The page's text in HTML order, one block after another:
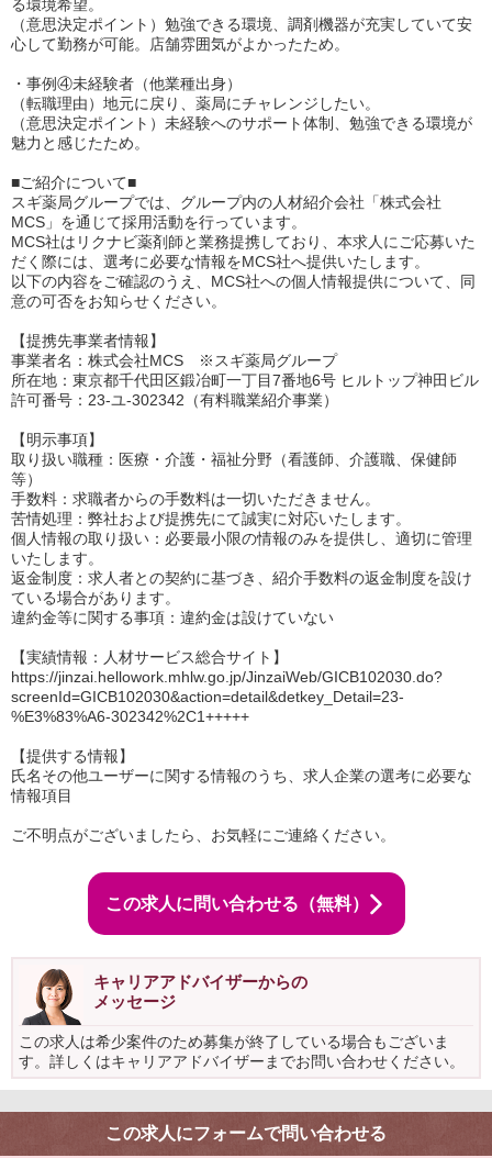
る環境希望。
（意思決定ポイント）勉強できる環境、調剤機器が充実していて安
心して勤務が可能。店舗雰囲気がよかったため。
・事例④未経験者（他業種出身）
（転職理由）地元に戻り、薬局にチャレンジしたい。
（意思決定ポイント）未経験へのサポート体制、勉強できる環境が
魅力と感じたため。
■ご紹介について■
スギ薬局グループでは、グループ内の人材紹介会社「株式会社
MCS」を通じて採用活動を行っています。
MCS社はリクナビ薬剤師と業務提携しており、本求人にご応募いた
だく際には、選考に必要な情報をMCS社へ提供いたします。
以下の内容をご確認のうえ、MCS社への個人情報提供について、同
意の可否をお知らせください。
【提携先事業者情報】
事業者名：株式会社MCS ※スギ薬局グループ
所在地：東京都千代田区鍛冶町一丁目7番地6号 ヒルトップ神田ビル
許可番号：23-ユ-302342（有料職業紹介事業）
【明示事項】
取り扱い職種：医療・介護・福祉分野（看護師、介護職、保健師
等）
手数料：求職者からの手数料は一切いただきません。
苦情処理：弊社および提携先にて誠実に対応いたします。
個人情報の取り扱い：必要最小限の情報のみを提供し、適切に管理
いたします。
返金制度：求人者との契約に基づき、紹介手数料の返金制度を設け
ている場合があります。
違約金等に関する事項：違約金は設けていない
【実績情報：人材サービス総合サイト】
https://jinzai.hellowork.mhlw.go.jp/JinzaiWeb/GICB102030.do?
screenId=GICB102030&action=detail&detkey_Detail=23-
%E3%83%A6-302342%2C1+++++
【提供する情報】
氏名その他ユーザーに関する情報のうち、求人企業の選考に必要な
情報項目
ご不明点がございましたら、お気軽にご連絡ください。
この求人に問い合わせる（無料）
キャリアアドバイザーからの
メッセージ
この求人は希少案件のため募集が終了している場合もございま
す。詳しくはキャリアアドバイザーまでお問い合わせください。
この求人にフォームで問い合わせる